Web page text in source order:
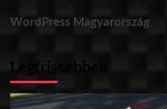
WordPress Magyarország
Legfrissebbek